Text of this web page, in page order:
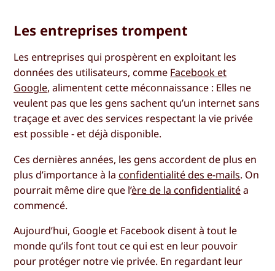
Les entreprises trompent
Les entreprises qui prospèrent en exploitant les
données des utilisateurs, comme Facebook et
Google, alimentent cette méconnaissance : Elles ne
veulent pas que les gens sachent qu’un internet sans
traçage et avec des services respectant la vie privée
est possible - et déjà disponible.
Ces dernières années, les gens accordent de plus en
plus d’importance à la confidentialité des e-mails. On
pourrait même dire que l’ère de la confidentialitéa
commencé.
Aujourd’hui, Google et Facebook disent à tout le
monde qu’ils font tout ce qui est en leur pouvoir
pour protéger notre vie privée. En regardant leur